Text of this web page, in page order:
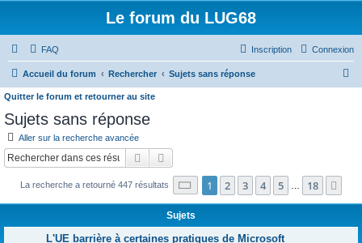
Le forum du LUG68
FAQ Connexion
Inscription
Accueil du forum Rechercher Sujets sans réponse
e
Quitter le forum et retourner au site
Sujets sans réponse
Aller sur la recherche avancée
Rechercher
La recherche a retourné 447 résultats Page 1sur18
1 2 3 4 5 18
Sujets
L'UE barrière à certaines pratiques de Microsoft